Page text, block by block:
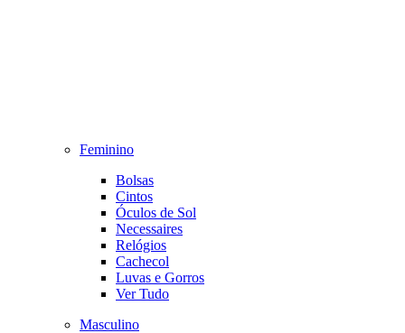
Feminino
Bolsas
Cintos
Óculos de Sol
Necessaires
Relógios
Cachecol
Luvas e Gorros
Ver Tudo
Masculino